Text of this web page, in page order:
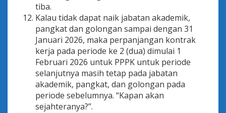
tiba.
Kalau tidak dapat naik jabatan akademik,
pangkat dan golongan sampai dengan 31
Januari 2026, maka perpanjangan kontrak
kerja pada periode ke 2 (dua) dimulai 1
Februari 2026 untuk PPPK untuk periode
selanjutnya masih tetap pada jabatan
akademik, pangkat, dan golongan pada
periode sebelumnya. “Kapan akan
sejahteranya?”.